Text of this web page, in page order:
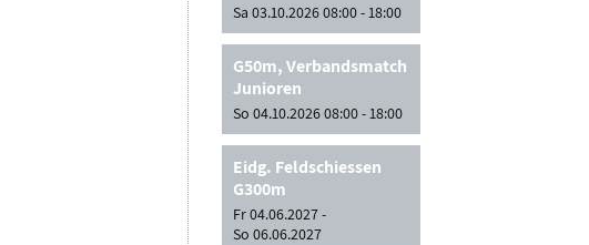
Sa 03.10.2026 08:00 - 18:00
G50m, Verbandsmatch
Junioren
So 04.10.2026 08:00 - 18:00
Eidg. Feldschiessen
G300m
Fr 04.06.2027 -
So 06.06.2027